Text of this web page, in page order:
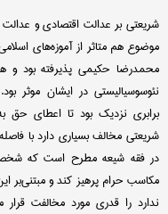
شریعتی بر عدالت اقتصادی و
موضوع هم متاثر از آموزه‌های
محمد‌رضا حکیمی پذیرفته بود و
نئوسوسیالیستی در ایشان موثر
برابری نزدیک بود تا اعطای
شریعتی مخالف بسیاری دارد با
در فقه شیعه مطرح است که
مکاسب حرام پرهیز کند و مبتنی‌بر
ندارد را قدری مورد مخالفت